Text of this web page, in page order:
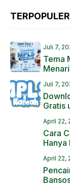
TERPOPULER
Juli 7,
Tema
Juli 7,
Gratis
April 22,
Cara
Hanya
April 22,